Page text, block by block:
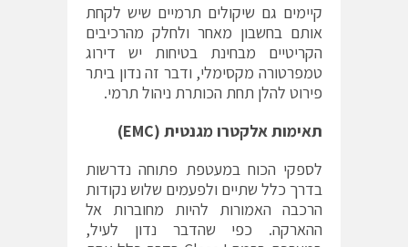
קיימים גם שיקולים תרמיים שיש לקחת
אותם בחשבון מאחר ולחלק מהרכיבים
הקריטיים מבחינת בטיחות יש דירוג
טמפרטורה מקסימלי, ודבר זה נדון ביתר
פירוט להלן תחת הכותרת ניהול תרמי.
תאימות אלקטרו מגנטית (EMC
)
לספקי הכוח במעטפת פתוחה נדרשות
בדרך כלל שתיים ולפעמים שלוש נקודות
הרכבה האמורות להיות מחוברות אל
ההארקה. כפי שהדבר נדון לעיל,